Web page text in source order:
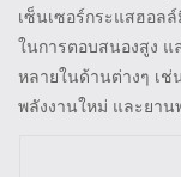
เซ็นเซอร์กระแสฮอล
ในการตอบสนองสูง แ
หลายในด้านต่างๆ เช่
พลังงานใหม่ และยา